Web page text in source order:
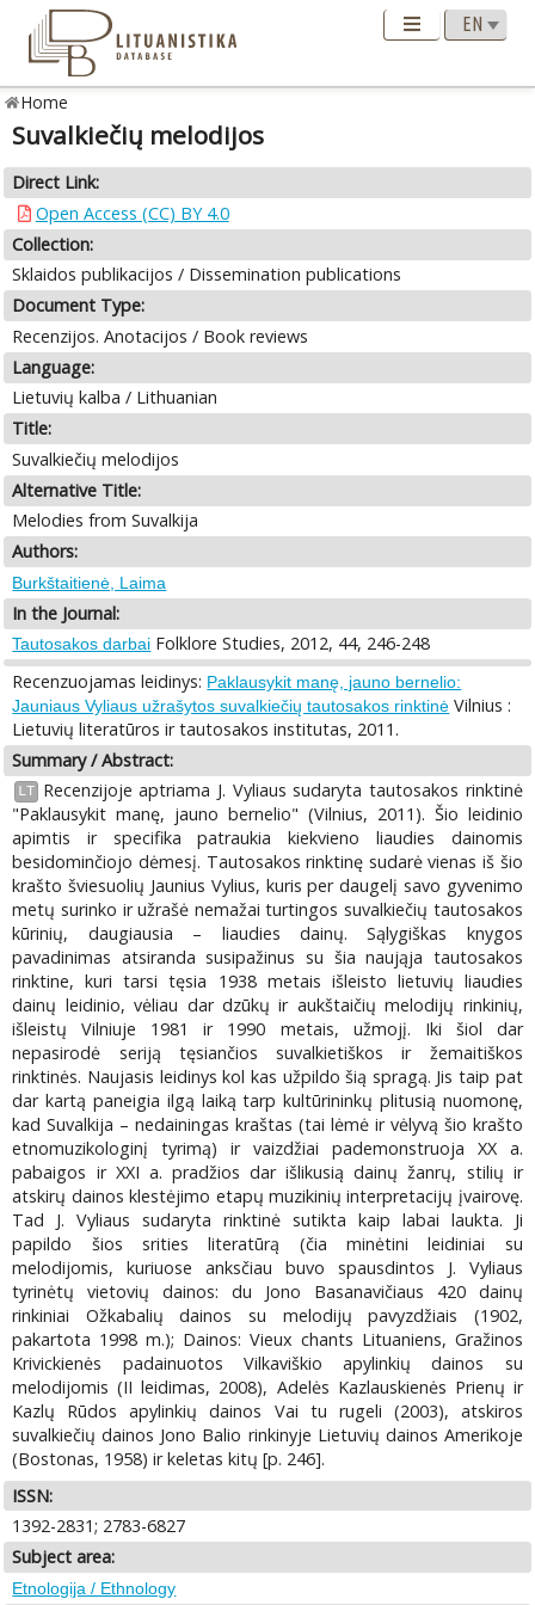
Home
Suvalkiečių melodijos
Direct Link:
Open Access (CC) BY 4.0
Collection:
Sklaidos publikacijos / Dissemination publications
Document Type:
Recenzijos. Anotacijos / Book reviews
Language:
Lietuvių kalba / Lithuanian
Title:
Suvalkiečių melodijos
Alternative Title:
Melodies from Suvalkija
Authors:
Burkštaitienė, Laima
In the Journal:
Tautosakos darbai Folklore Studies, 2012, 44, 246-248
Recenzuojamas leidinys: Paklausykit manę, jauno bernelio:
Jauniaus Vyliaus užrašytos suvalkiečių tautosakos rinktinė Vilnius :
Lietuvių literatūros ir tautosakos institutas, 2011.
Summary / Abstract:
LT
Recenzijoje aptriama J. Vyliaus sudaryta tautosakos rinktinė
"Paklausykit manę, jauno bernelio" (Vilnius, 2011). Šio leidinio
apimtis ir specifika patraukia kiekvieno liaudies dainomis
besidominčiojo dėmesį. Tautosakos rinktinę sudarė vienas iš šio
krašto šviesuolių Jaunius Vylius, kuris per daugelį savo gyvenimo
metų surinko ir užrašė nemažai turtingos suvalkiečių tautosakos
kūrinių, daugiausia – liaudies dainų. Sąlygiškas knygos
pavadinimas atsiranda susipažinus su šia naująja tautosakos
rinktine, kuri tarsi tęsia 1938 metais išleisto lietuvių liaudies
dainų leidinio, vėliau dar dzūkų ir aukštaičių melodijų rinkinių,
išleistų Vilniuje 1981 ir 1990 metais, užmojį. Iki šiol dar
nepasirodė seriją tęsiančios suvalkietiškos ir žemaitiškos
rinktinės. Naujasis leidinys kol kas užpildo šią spragą. Jis taip pat
dar kartą paneigia ilgą laiką tarp kultūrininkų plitusią nuomonę,
kad Suvalkija – nedainingas kraštas (tai lėmė ir vėlyvą šio krašto
etnomuzikologinį tyrimą) ir vaizdžiai pademonstruoja XX a.
pabaigos ir XXI a. pradžios dar išlikusią dainų žanrų, stilių ir
atskirų dainos klestėjimo etapų muzikinių interpretacijų įvairovę.
Tad J. Vyliaus sudaryta rinktinė sutikta kaip labai laukta. Ji
papildo šios srities literatūrą (čia minėtini leidiniai su
melodijomis, kuriuose anksčiau buvo spausdintos J. Vyliaus
tyrinėtų vietovių dainos: du Jono Basanavičiaus 420 dainų
rinkiniai Ožkabalių dainos su melodijų pavyzdžiais (1902,
pakartota 1998 m.); Dainos: Vieux chants Lituaniens, Gražinos
Krivickienės padainuotos Vilkaviškio apylinkių dainos su
melodijomis (II leidimas, 2008), Adelės Kazlauskienės Prienų ir
Kazlų Rūdos apylinkių dainos Vai tu rugeli (2003), atskiros
suvalkiečių dainos Jono Balio rinkinyje Lietuvių dainos Amerikoje
(Bostonas, 1958) ir keletas kitų [p. 246].
ISSN:
1392-2831; 2783-6827
Subject area:
Etnologija / Ethnology